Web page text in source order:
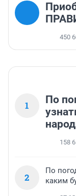
450
1
По
158
2
По
каким